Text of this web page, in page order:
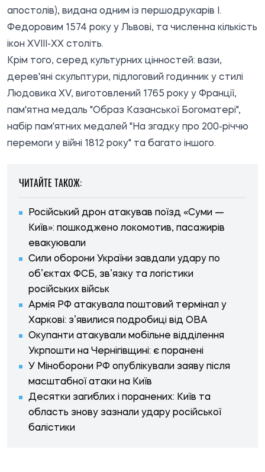
апостолів), видана одним із першодрукарів І.
Федоровим 1574 року у Львові, та численна кількість
ікон ХVІІІ-ХХ століть.
Крім того, серед культурних цінностей: вази,
дерев'яні скульптури, підлоговий годинник у стилі
Людовика XV, виготовлений 1765 року у Франції,
пам'ятна медаль "Образ Казанської Богоматері",
набір пам'ятних медалей "На згадку про 200-річчю
перемоги у війні 1812 року" та багато іншого.
ЧИТАЙТЕ ТАКОЖ:
Російський дрон атакував поїзд «Суми —
Київ»: пошкоджено локомотив, пасажирів
евакуювали
Сили оборони України завдали удару по
об’єктах ФСБ, зв’язку та логістики
російських військ
Армія РФ атакувала поштовий термінал у
Харкові: з’явилися подробиці від ОВА
Окупанти атакували мобільне відділення
Укрпошти на Чернігівщині: є поранені
У Міноборони РФ опублікували заяву після
масштабної атаки на Київ
Десятки загиблих і поранених: Київ та
область знову зазнали удару російської
балістики